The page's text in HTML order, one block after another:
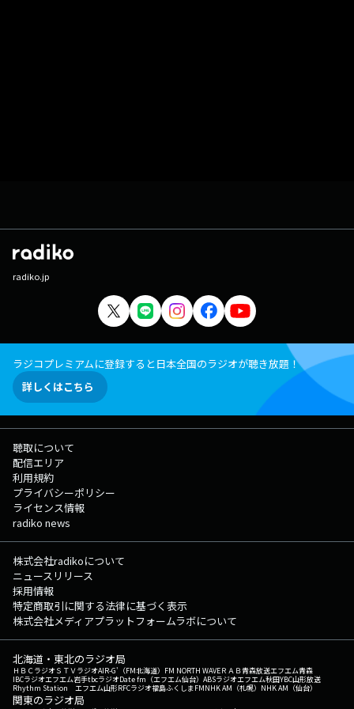
radiko.jp
ラジコプレミアムに登録すると日本全国のラジオが聴き放題！
詳しくはこちら
聴取について
配信エリア
利用規約
プライバシーポリシー
ライセンス情報
radiko news
株式会社radikoについて
ニュースリリース
採用情報
特定商取引に関する法律に基づく表示
株式会社メディアプラットフォームラボについて
北海道・東北のラジオ局
ＨＢＣラジオＳＴＶラジオAIR-G'（FM北海道） FM NORTH WAVEＲＡＢ青森放送エフエム青森
IBCラジオエフエム岩手tbcラジオDate fm（エフエム仙台） ABSラジオエフエム秋田YBC山形放送
Rhythm Station エフエム山形RFCラジオ福島ふくしまFMNHK AM（札幌） NHK AM（仙台）
関東のラジオ局